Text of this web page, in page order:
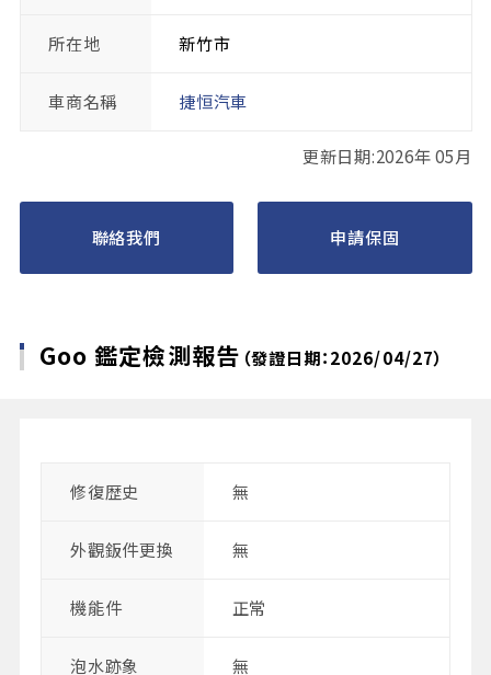
所在地 新竹市
車商名稱 捷恒汽車
更新日期:2026年 05月
聯絡我們 申請保固
Goo 鑑定檢測報告 （發證日期：2026/04/27）
修復歴史 無
外觀鈑件更換 無
機能件 正常
泡水跡象 無